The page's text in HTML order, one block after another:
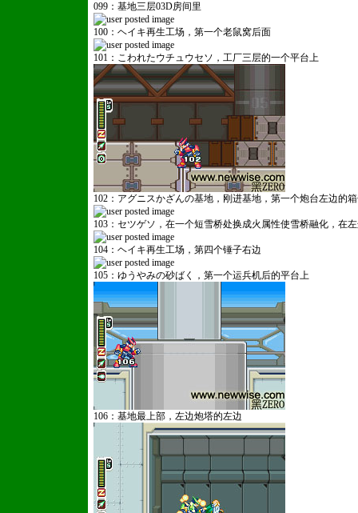
099：基地三层03D房间里
100：ヘイキ再生工场，第一个老鼠窝后面
101：こわれたウチュウセソ，工厂三层的一个平台上
102：アグニスかざんの基地，刚进基地，第一个炮台左边的
103：セツゲソ，在一个短雪桥处换成火属性使雪桥融化，在
104：ヘイキ再生工场，第四个锤子右边
105：ゆうやみの砂ばく，第一个运兵机后的平台上
106：基地最上部，左边炮塔的左边